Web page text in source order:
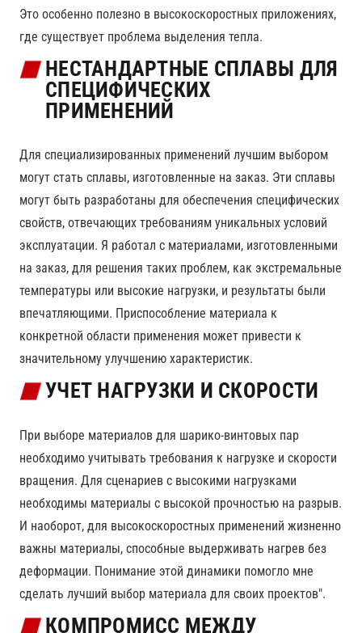
Это особенно полезно в высокоскоростных приложениях,
где существует проблема выделения тепла.
НЕСТАНДАРТНЫЕ СПЛАВЫ ДЛЯ
СПЕЦИФИЧЕСКИХ
ПРИМЕНЕНИЙ
Для специализированных применений лучшим выбором
могут стать сплавы, изготовленные на заказ. Эти сплавы
могут быть разработаны для обеспечения специфических
свойств, отвечающих требованиям уникальных условий
эксплуатации. Я работал с материалами, изготовленными
на заказ, для решения таких проблем, как экстремальные
температуры или высокие нагрузки, и результаты были
впечатляющими. Приспособление материала к
конкретной области применения может привести к
значительному улучшению характеристик.
УЧЕТ НАГРУЗКИ И СКОРОСТИ
При выборе материалов для шарико-винтовых пар
необходимо учитывать требования к нагрузке и скорости
вращения. Для сценариев с высокими нагрузками
необходимы материалы с высокой прочностью на разрыв.
И наоборот, для высокоскоростных применений жизненно
важны материалы, способные выдерживать нагрев без
деформации. Понимание этой динамики помогло мне
сделать лучший выбор материала для своих проектов".
КОМПРОМИСС МЕЖДУ